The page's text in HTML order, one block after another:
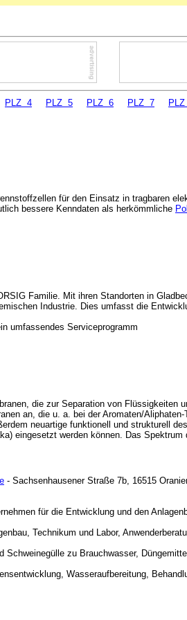
PLZ 4 PLZ 5 PLZ 6 PLZ 7
für den Einsatz in tragbaren
bessere Kenndaten als herkömmliche
Familie. Mit ihren Standorten in
Industrie. Dies umfasst die
umfassendes Serviceprogramm
die zur Separation von Flüssigkeiten
an, die u. a. bei der Aromaten/
neuartige funktionell und strukturell
eingesetzt werden können. Das
- Sachsenhausener Straße 7b, 16515
für die Entwicklung und den
Technikum und Labor,
Schweinegülle zu Brauchwasser,
Wasseraufbereitung,